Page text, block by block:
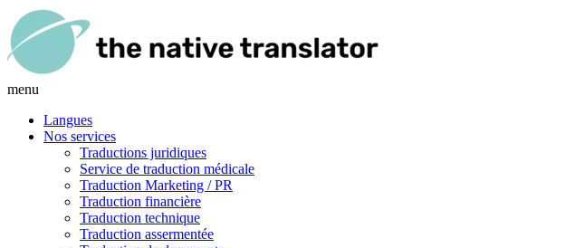
menu
Langues
Nos services
Traductions juridiques
Service de traduction médicale
Traduction Marketing / PR
Traduction financière
Traduction technique
Traduction assermentée